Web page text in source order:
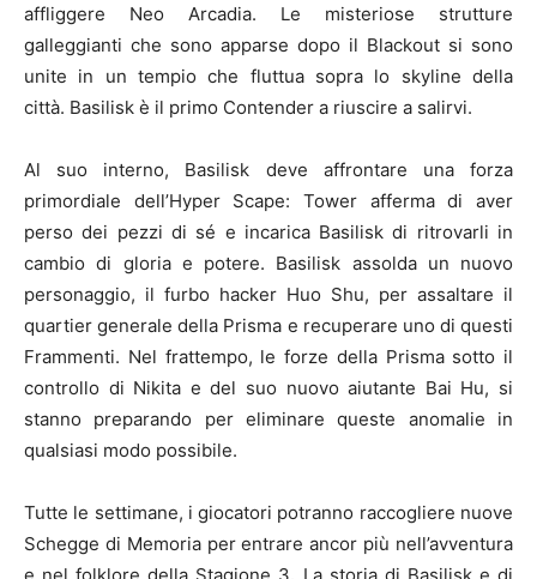
affliggere Neo Arcadia. Le misteriose strutture
galleggianti che sono apparse dopo il Blackout si sono
unite in un tempio che fluttua sopra lo skyline della
città. Basilisk è il primo Contender a riuscire a salirvi.
Al suo interno, Basilisk deve affrontare una forza
primordiale dell’Hyper Scape: Tower afferma di aver
perso dei pezzi di sé e incarica Basilisk di ritrovarli in
cambio di gloria e potere. Basilisk assolda un nuovo
personaggio, il furbo hacker Huo Shu, per assaltare il
quartier generale della Prisma e recuperare uno di questi
Frammenti. Nel frattempo, le forze della Prisma sotto il
controllo di Nikita e del suo nuovo aiutante Bai Hu, si
stanno preparando per eliminare queste anomalie in
qualsiasi modo possibile.
Tutte le settimane, i giocatori potranno raccogliere nuove
Schegge di Memoria per entrare ancor più nell’avventura
e nel folklore della Stagione 3. La storia di Basilisk e di